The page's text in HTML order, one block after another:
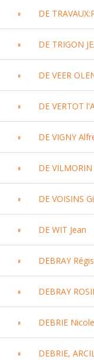
DE
DE TRIGON
DE VEER
DE VERTOT
DE VIGNY
DE
DE VOISINS
DE WIT Jean
DEBRAY Régis
DEBRAY
DEBRIE Nicole
DEBRIE,